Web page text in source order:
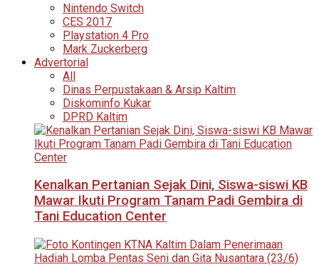
Nintendo Switch
CES 2017
Playstation 4 Pro
Mark Zuckerberg
Advertorial
All
Dinas Perpustakaan & Arsip Kaltim
Diskominfo Kukar
DPRD Kaltim
Kenalkan Pertanian Sejak Dini, Siswa-siswi KB
Mawar Ikuti Program Tanam Padi Gembira di
Tani Education Center